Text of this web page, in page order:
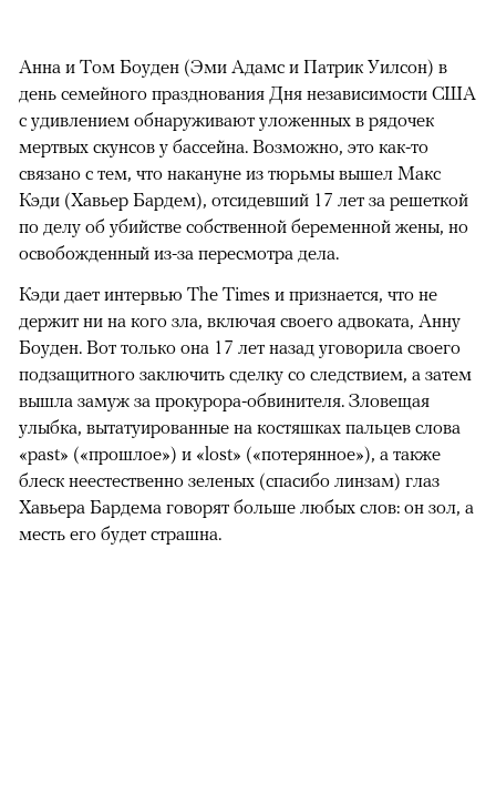
ремейков полнометражного кино
Анна и Том Боуден (Эми Адамс и Патрик Уилсон) в
день семейного празднования Дня независимости США
с удивлением обнаруживают уложенных в рядочек
связано с тем, что накануне из тюрьмы вышел Макс
Кэди (Хавьер Бардем), отсидевший 17 лет за решеткой
по делу об убийстве собственной беременной жены, но
освобожденный из-за пересмотра дела.
Кэди дает интервью The Times и признается, что не
держит ни на кого зла, включая своего адвоката, Анну
Боуден. Вот только она 17 лет назад уговорила своего
подзащитного заключить сделку со следствием, а затем
вышла замуж за прокурора-обвинителя. Зловещая